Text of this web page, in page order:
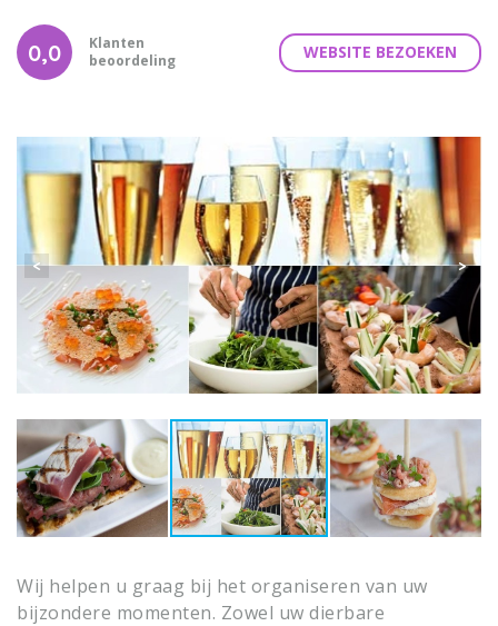
Klanten
beoordeling
0,0 WEBSITE BEZOEKEN
Wij helpen u graag bij het organiseren van uw
bijzondere momenten. Zowel uw dierbare